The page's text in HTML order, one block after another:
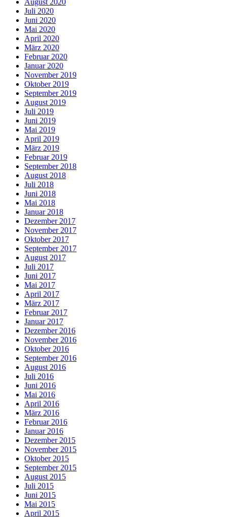
August 2020
Juli 2020
Juni 2020
Mai 2020
April 2020
März 2020
Februar 2020
Januar 2020
November 2019
Oktober 2019
September 2019
August 2019
Juli 2019
Juni 2019
Mai 2019
April 2019
März 2019
Februar 2019
September 2018
August 2018
Juli 2018
Juni 2018
Mai 2018
Januar 2018
Dezember 2017
November 2017
Oktober 2017
September 2017
August 2017
Juli 2017
Juni 2017
Mai 2017
April 2017
März 2017
Februar 2017
Januar 2017
Dezember 2016
November 2016
Oktober 2016
September 2016
August 2016
Juli 2016
Juni 2016
Mai 2016
April 2016
März 2016
Februar 2016
Januar 2016
Dezember 2015
November 2015
Oktober 2015
September 2015
August 2015
Juli 2015
Juni 2015
Mai 2015
April 2015